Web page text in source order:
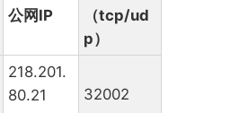
公网IP
（tcp/ud
p）
218.201.
80.21
32002